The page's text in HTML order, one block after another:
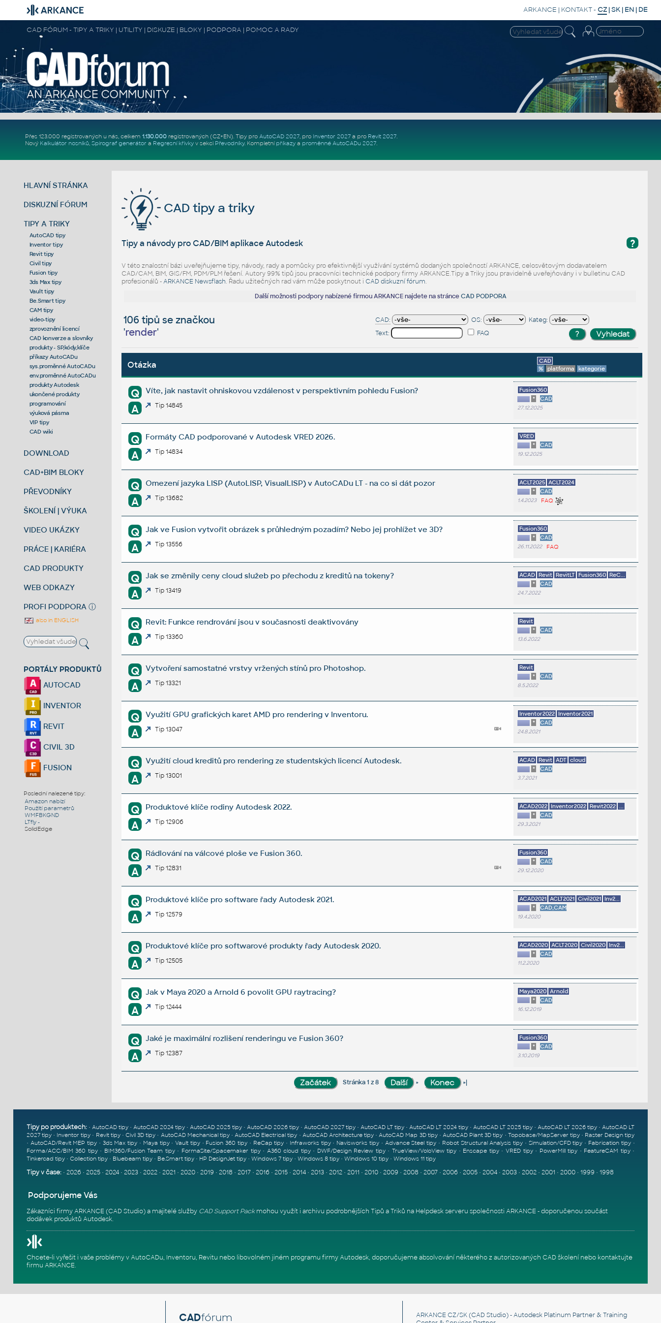
ARKANCE | KONTAKT- CZ |SK | EN | DE
CAD FÓRUM - TIPY A TRIKY | UTILITY | DISKUZE | BLOKY | PODPORA | POMOC A RADY
Přes 123.000 registrovaných u nás, celkem 1.130.000registrovaných (CZ+EN). Tipy pro AutoCAD 2027, pro Inventor 2027a pro Revit 2027.
Nový Kalkulátor nosníků, Spirograf generátor a Regresní křivkyv sekci Převodníky. Kompletní příkazya proměnné AutoCADu 2027.
HLAVNÍ STRÁNKA
DISKUZNÍ FÓRUM
TIPY A TRIKY
AutoCAD tipy
Inventor tipy
Revit tipy
Civil tipy
Fusion tipy
3ds Max tipy
Vault tipy
Be.Smart tipy
CAM tipy
video-tipy
zprovoznění licencí
CAD konverze a slovníky
produkty - SP,kódy,klíče
příkazy AutoCADu
sys.proměnné AutoCADu
env.proměnné AutoCADu
produkty Autodesk
ukončené produkty
programování
výuková pásma
VIP tipy
CAD wiki
DOWNLOAD
CAD+BIM BLOKY
PŘEVODNÍKY
ŠKOLENÍ | VÝUKA
VIDEO UKÁZKY
PRÁCE | KARIÉRA
CAD PRODUKTY
WEB ODKAZY
PROFI PODPORA ⓘ
also in ENGLISH
PORTÁLY PRODUKTŮ
AUTOCAD
INVENTOR
REVIT
CIVIL 3D
FUSION
Poslední nalezené tipy:
Amazon nabízí
Použití parametrů
WMFBKGND
LTfly -
SolidEdge
CAD tipy a triky
?
Tipy a návody pro CAD/BIM aplikace Autodesk
V této znalostní bázi uveřejňujeme tipy, návody, rady a pomůcky pro efektivnější využívání systémů dodaných společností ARKANCE, celosvětovým dodavatelem
CAD/CAM, BIM, GIS/FM, PDM/PLM řešení. Autory 99% tipů jsou pracovníci technické podpory firmy ARKANCE.Tipy a Triky jsou pravidelně uveřejňovány i v bulletinu CAD
profesionálů -ARKANCE Newsflash. Řadu užitečných rad vám může poskytnout i CAD diskuzní fórum.
Další možnosti podpory nabízené firmou ARKANCE najdete na stránceCAD PODPORA
106 tipů se značkou
'render'
CAD: OS:
Kateg:
Text:
FAQ
Otázka
CAD
%
platforma kategorie
Q Víte, jak nastavit ohniskovou vzdálenost v perspektivním pohledu Fusion?
A Tip 14845
Fusion360
*
CAD
27.12.2025
Q Formáty CAD podporované v Autodesk VRED 2026.
A Tip 14834
VRED
*
CAD
19.12.2025
Q Omezení jazyka LISP (AutoLISP, VisualLISP) v AutoCADu LT - na co si dát pozor
A Tip 13682
ACLT2025 ACLT2024
*
CAD
1.4.2023 FAQ
Q Jak ve Fusion vytvořit obrázek s průhledným pozadím? Nebo jej prohlížet ve 3D?
A Tip 13556
Fusion360
*
CAD
26.11.2022 FAQ
Q Jak se změnily ceny cloud služeb po přechodu z kreditů na tokeny?
A Tip 13419
ACAD Revit RevitLT Fusion360 ReC...
*
CAD
24.7.2022
Q Revit: Funkce rendrování jsou v současnosti deaktivovány
A Tip 13360
Revit
*
CAD
13.6.2022
Q Vytvoření samostatné vrstvy vržených stínů pro Photoshop.
A Tip 13321
Revit
*
CAD
8.5.2022
Q Využití GPU grafických karet AMD pro rendering v Inventoru.
A Tip 13047
Inventor2022 Inventor2021
*
CAD
24.8.2021
Q Využití cloud kreditů pro rendering ze studentských licencí Autodesk.
A Tip 13001
ACAD Revit ADT cloud
*
CAD
3.7.2021
Q Produktové klíče rodiny Autodesk 2022.
A Tip 12906
ACAD2022 Inventor2022 Revit2022 ...
*
CAD
29.3.2021
Q Rádlování na válcové ploše ve Fusion 360.
A Tip 12831
Fusion360
*
CAD
29.12.2020
Q Produktové klíče pro software řady Autodesk 2021.
A Tip 12579
ACAD2021 ACLT2021 Civil2021 Inv2...
*
CAD,CAM
19.4.2020
Q Produktové klíče pro softwarové produkty řady Autodesk 2020.
A Tip 12505
ACAD2020 ACLT2020 Civil2020 Inv2...
*
CAD
11.2.2020
Q Jak v Maya 2020 a Arnold 6 povolit GPU raytracing?
A Tip 12444
Maya2020 Arnold
*
CAD
16.12.2019
Q Jaké je maximální rozlišení renderingu ve Fusion 360?
A Tip 12387
Fusion360
*
CAD
3.10.2019
Stránka 1 z 8 » »|
Tipy po produktech:• AutoCAD tipy• AutoCAD 2024 tipy• AutoCAD 2025 tipy• AutoCAD 2026 tipy •AutoCAD 2027 tipy •AutoCAD LT tipy •AutoCAD LT 2024 tipy •AutoCAD LT 2025 tipy •AutoCAD LT 2026 tipy •AutoCAD LT
2027 tipy• Inventor tipy • Revit tipy•Civil 3D tipy • AutoCAD Mechanical tipy•AutoCAD Electrical tipy • AutoCAD Architecture tipy•AutoCAD Map 3D tipy• AutoCAD Plant 3D tipy • Topobase/MapServer tipy• Raster Design tipy
• AutoCAD/Revit MEP tipy • 3ds Max tipy • Maya tipy•Vault tipy• Fusion 360 tipy • ReCap tipy • Infraworks tipy• Navisworks tipy • Advance Steel tipy • Robot Structural Analysis tipy • Simulation/CFD tipy • Fabrication tipy•
Forma/ACC/BIM 360 tipy• BIM360/Fusion Team tipy• FormaSite/Spacemaker tipy• A360 cloud tipy• DWF/Design Review tipy• TrueView/VoloView tipy • Enscape tipy•VRED tipy• PowerMill tipy • FeatureCAM tipy•
Tinkercad tipy• Collection tipy• Bluebeam tipy• Be.Smart tipy• HP DesignJet tipy• Windows 7 tipy• Windows 8 tipy• Windows 10 tipy• Windows 11 tipy
Tipy v čase:• 2026• 2025• 2024• 2023• 2022• 2021 • 2020• 2019 • 2018 • 2017• 2016• 2015• 2014• 2013• 2012• 2011 • 2010• 2009 • 2008 • 2007• 2006• 2005• 2004• 2003• 2002• 2001 • 2000• 1999 • 1998
Podporujeme Vás
Zákazníci firmy ARKANCE (CAD Studio) a majitelé služby CAD Support Packmohou využít i archivu podrobnějších Tipů a Triků na Helpdesk serveru společnosti ARKANCE - doporučenou součást
dodávek produktů Autodesk.
Chcete-li vyřešit i vaše problémy v AutoCADu, Inventoru, Revitu nebo libovolném jiném programu firmy Autodesk, doporučujeme absolvování některého z autorizovaných CAD školenínebo kontaktujte
firmu ARKANCE.
CADfórum ARKANCE CZ/SK(CAD Studio) - Autodesk Platinum Partner & Training